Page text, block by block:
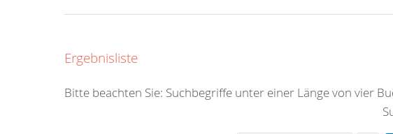
gerne.
Infos für Sie
kostenfrei
Ergebnisliste
Bitte beachten Sie: Suchbegriffe unter einer Länge von vier